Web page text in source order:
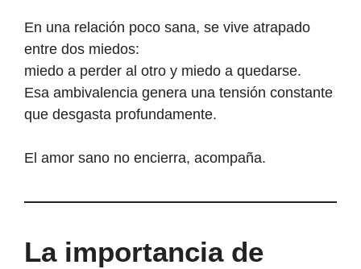
En una relación poco sana, se vive atrapado
entre dos miedos:
miedo a perder al otro y miedo a quedarse.
Esa ambivalencia genera una tensión constante
que desgasta profundamente.
El amor sano no encierra, acompaña.
La importancia de